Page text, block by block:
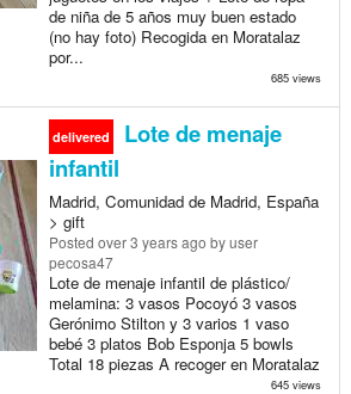
de niña de 5 años muy buen estado
(no hay foto) Recogida en Moratalaz
por...
685 views
delivered
Lote de menaje
infantil
Madrid, Comunidad de Madrid, España
> gift
Posted over 3 years ago by user
pecosa47
Lote de menaje infantil de plástico/
melamina: 3 vasos Pocoyó 3 vasos
Gerónimo Stilton y 3 varios 1 vaso
bebé 3 platos Bob Esponja 5 bowls
Total 18 piezas A recoger en Moratalaz
645 views